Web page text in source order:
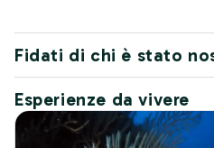
Fidati di chi è stato
Esperienze da vivere